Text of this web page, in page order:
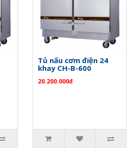
Tủ nấu cơm điện 24
khay CH-B-600
20.200.000đ